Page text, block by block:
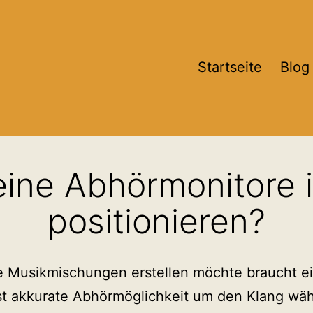
Startseite Blog
Abhörmonitore
positionieren?
Musikmischungen erstellen möchte braucht
akkurate Abhörmöglichkeit um den Klang